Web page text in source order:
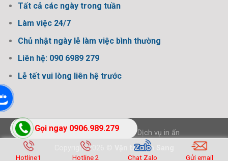
Tất cả các ngày trong tuần
Làm việc 24/7
Chủ nhật ngày lễ làm việc bình thường
Liên hệ: 090 6989 279
Lễ tết vui lòng liên hệ trước
Thiết kế bởi Design Ngon -Dịch vụ in ấn
Copyright 2026 ©
Vận tải Tấn Sang
Gọi ngay 0906.989.279
Hotline1 Hotline 2 Chat Zalo Gửi email